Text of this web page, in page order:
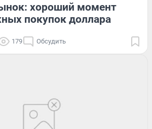
хороший момент
покупок доллара
179 Обсудить